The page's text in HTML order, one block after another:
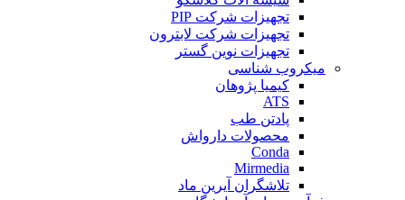
تجهیزات شرکت PIP
تجهیزات شرکت لابترون
تجهیزات نوین گستر
میکروب شناسی
کیمیا پژوهان
ATS
پادتن طب
محصولات دارواش
Conda
Mirmedia
تلاشگران آیرین ماد